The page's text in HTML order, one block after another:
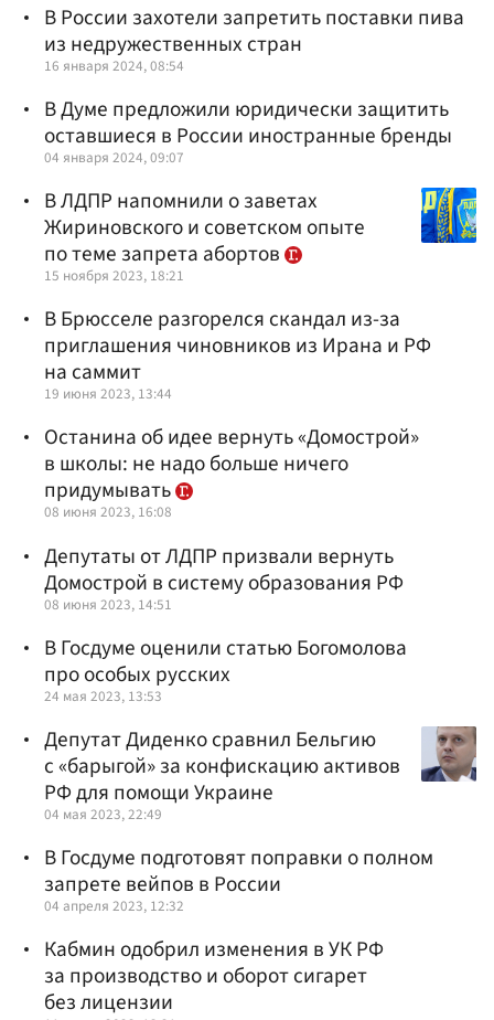
В России захотели запретить поставки пива
из недружественных стран
16 января 2024, 08:54
В Думе предложили юридически защитить
оставшиеся в России иностранные бренды
04 января 2024, 09:07
В ЛДПР напомнили о заветах
Жириновского и советском опыте
по теме запрета абортов
15 ноября 2023, 18:21
В Брюсселе разгорелся скандал из-за
приглашения чиновников из Ирана и РФ
на саммит
19 июня 2023, 13:44
Останина об идее вернуть «Домострой»
в школы: не надо больше ничего
придумывать
08 июня 2023, 16:08
Депутаты от ЛДПР призвали вернуть
Домострой в систему образования РФ
08 июня 2023, 14:51
В Госдуме оценили статью Богомолова
про особых русских
24 мая 2023, 13:53
Депутат Диденко сравнил Бельгию
с «барыгой» за конфискацию активов
РФ для помощи Украине
04 мая 2023, 22:49
В Госдуме подготовят поправки о полном
запрете вейпов в России
04 апреля 2023, 12:32
Кабмин одобрил изменения в УК РФ
за производство и оборот сигарет
без лицензии